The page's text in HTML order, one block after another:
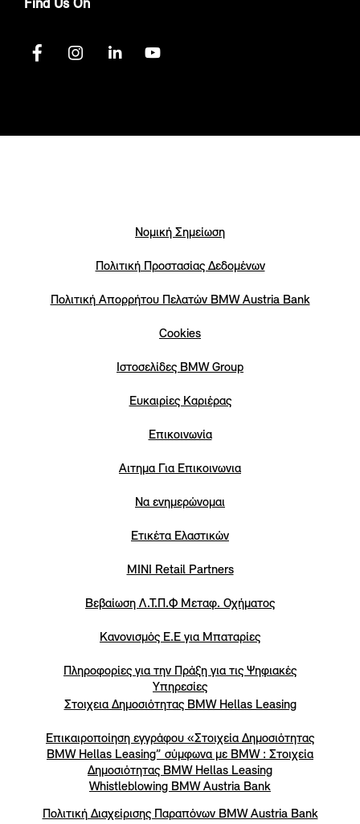
Find Us On
Νομική Σημείωση
Πολιτική Προστασίας Δεδομένων
Πολιτική Απορρήτου Πελατών ΒΜW Austria Bank
Cookies
Iστοσελίδες BMW Group
Eυκαιρίες Καριέρας
Επικοινωνία
Αιτημα Για Επικοινωνια
Να ενημερώνομαι
Ετικέτα Ελαστικών
MINI Retail Partners
Βεβαίωση Λ.Τ.Π.Φ Μεταφ. Οχήματος
Κανονισμός Ε.Ε για Μπαταρίες
Πληροφορίες για την Πράξη για τις Ψηφιακές
Υπηρεσίες
Στοιχεια Δημοσιότητας BMW Hellas Leasing
Επικαιροποίηση εγγράφου «Στοιχεία Δημοσιότητας
BMW Hellas Leasing” σύμφωνα με BMW : Στοιχεία
Δημοσιότητας BMW Hellas Leasing
Whistleblowing BMW Austria Bank
Πολιτική Διαχείρισης Παραπόνων BMW Austria Bank